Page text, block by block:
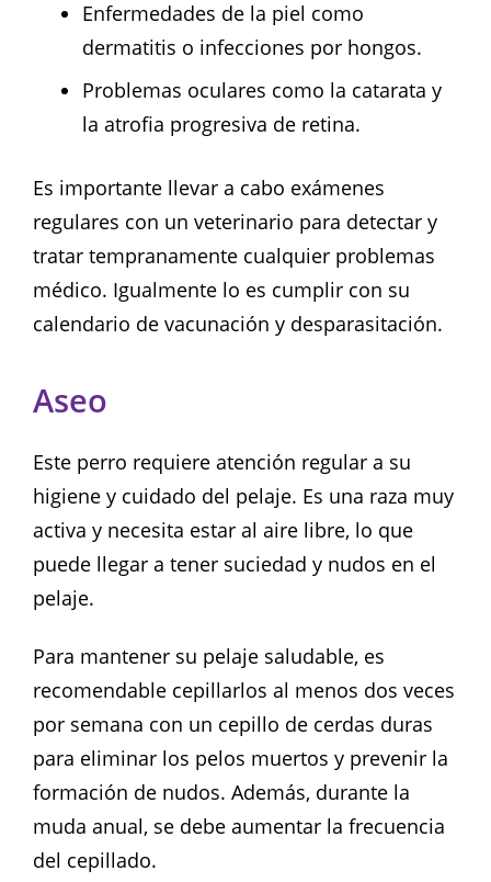
Enfermedades de la piel como
dermatitis o infecciones por hongos.
Problemas oculares como la catarata y
la atrofia progresiva de retina.
Es importante llevar a cabo exámenes
regulares con un veterinario para detectar y
tratar tempranamente cualquier problemas
médico. Igualmente lo es cumplir con su
calendario de vacunación y desparasitación.
Aseo
Este perro requiere atención regular a su
higiene y cuidado del pelaje. Es una raza muy
activa y necesita estar al aire libre, lo que
puede llegar a tener suciedad y nudos en el
pelaje.
Para mantener su pelaje saludable, es
recomendable cepillarlos al menos dos veces
por semana con un cepillo de cerdas duras
para eliminar los pelos muertos y prevenir la
formación de nudos. Además, durante la
muda anual, se debe aumentar la frecuencia
del cepillado.